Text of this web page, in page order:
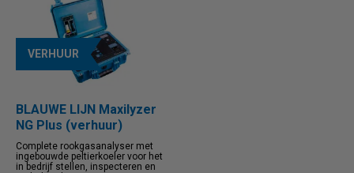
VERHUUR
BLAUWE LIJN Maxilyzer
NG Plus (verhuur)
Complete rookgasanalyser met
ingebouwde peltierkoeler voor het
in bedrijf stellen, inspecteren en